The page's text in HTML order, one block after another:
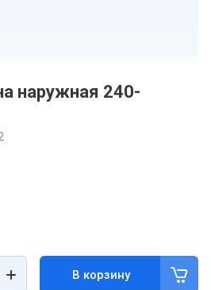
наружная 240-
В корзину